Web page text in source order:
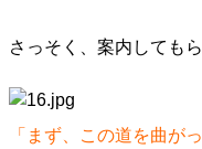
さっそく、案内しても
「まず、この道を曲が